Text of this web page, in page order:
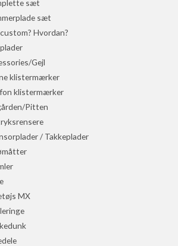
sæt
sæt
Hvordan?
Gejl
klistermærker
klistermærker
Pitten
/ Takkeplader
MX